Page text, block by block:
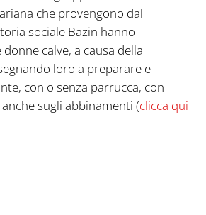
che provengono dal
sociale Bazin hanno
calve, a causa della
loro a preparare e
con o senza parrucca, con
sugli abbinamenti (clicca qui